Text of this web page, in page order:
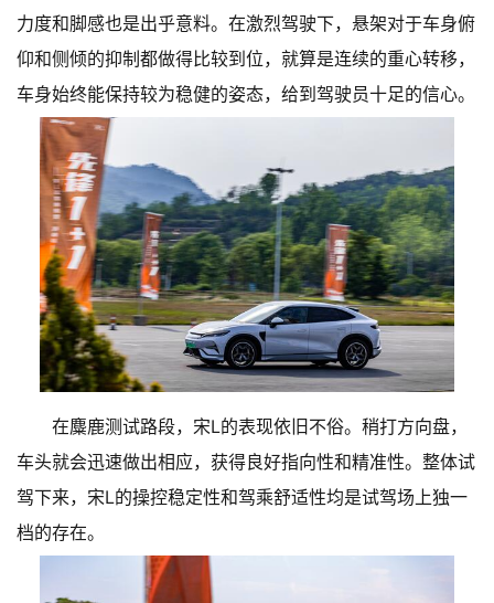
力度和脚感也是出乎意料。在激烈驾驶下，悬架对于车身俯
仰和侧倾的抑制都做得比较到位，就算是连续的重心转移，
车身始终能保持较为稳健的姿态，给到驾驶员十足的信心。
在麋鹿测试路段，宋L的表现依旧不俗。稍打方向盘，
车头就会迅速做出相应，获得良好指向性和精准性。整体试
驾下来，宋L的操控稳定性和驾乘舒适性均是试驾场上独一
档的存在。